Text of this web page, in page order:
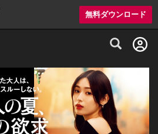
無料ダウンロード
グルメ情報・プレミアムレストラン予約